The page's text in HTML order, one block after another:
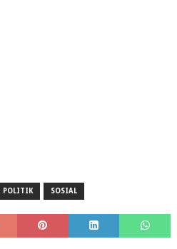
POLITIK SOSIAL